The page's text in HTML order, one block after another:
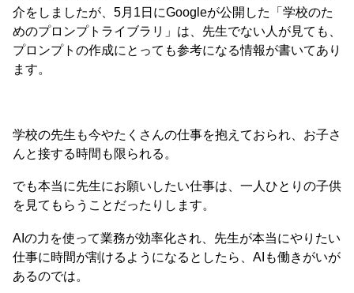
介をしましたが、5月1日にGoogleが公開した「学校のた
めのプロンプトライブラリ」は、先生でない人が見ても、
プロンプトの作成にとっても参考になる情報が書いてあり
ます。
学校の先生も今やたくさんの仕事を抱えておられ、お子さ
んと接する時間も限られる。
でも本当に先生にお願いしたい仕事は、一人ひとりの子供
を見てもらうことだったりします。
AIの力を使って業務が効率化され、先生が本当にやりたい
仕事に時間が割けるようになるとしたら、AIも働きがいが
あるのでは。